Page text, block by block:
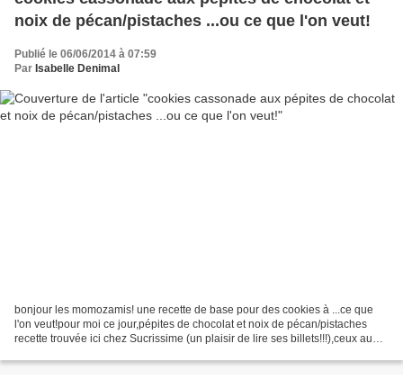
noix de pécan/pistaches ...ou ce que l'on veut!
Publié le 06/06/2014 à 07:59
Par Isabelle Denimal
bonjour les momozamis! une recette de base pour des cookies à ...ce que
l'on veut!pour moi ce jour,pépites de chocolat et noix de pécan/pistaches
recette trouvée ici chez Sucrissime (un plaisir de lire ses billets!!!),ceux au